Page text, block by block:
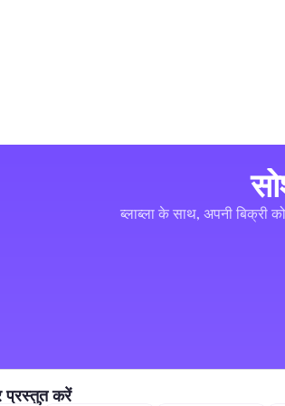
प्रस्तुत करें
ब्लाब्ला के साथ, अपनी बिक्री